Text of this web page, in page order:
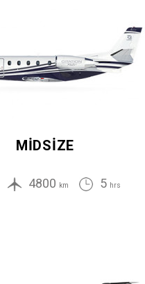
MIDSIZE
4800 km 5 hrs